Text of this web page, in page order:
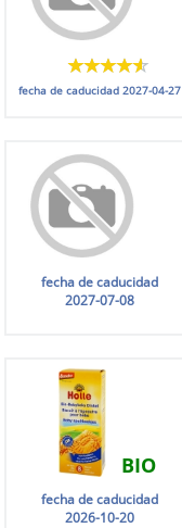
fecha de caducidad2027-04-27
fecha de caducidad
2027-07-08
BIO
fecha de caducidad
2026-10-20